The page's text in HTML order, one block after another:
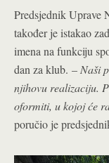
Predsjednik Uprave
također je istakao
imena na funkciju
dan za klub. – Naši
njihovu realizaciju.
oformiti, u kojoj će
poručio je